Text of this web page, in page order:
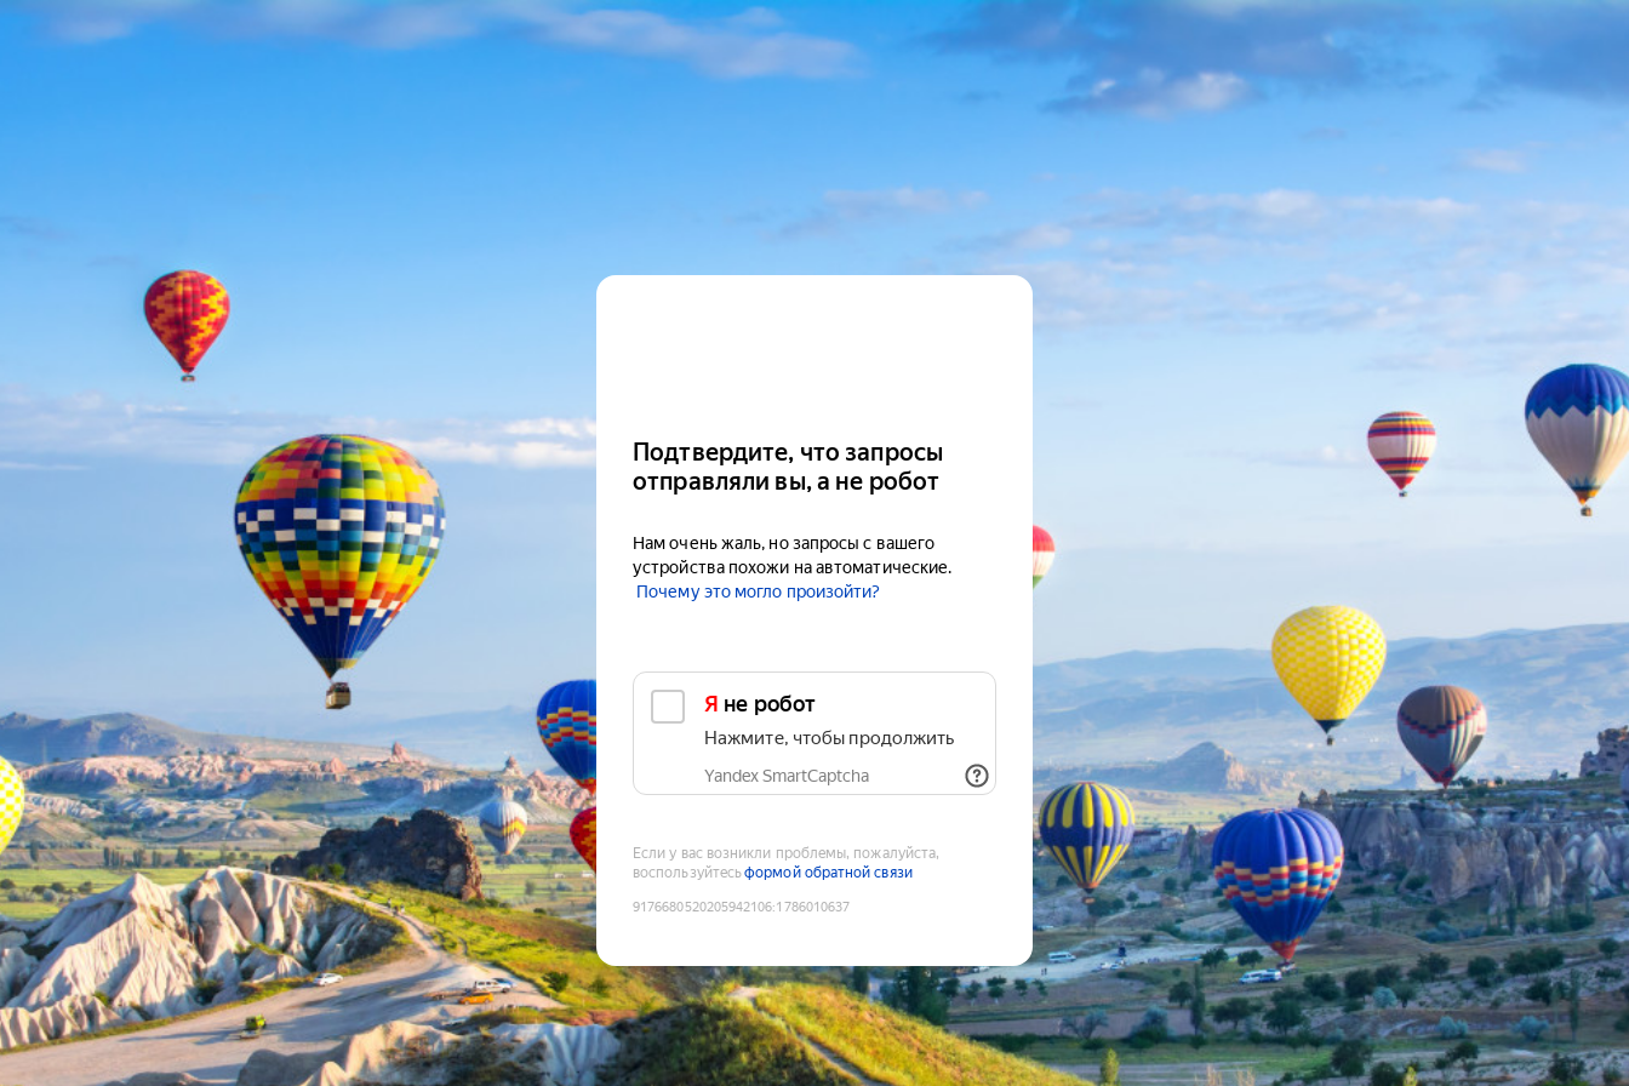
Подтвердите, что запросы
отправляли вы, а не робот
Нам очень жаль, но запросы с вашего
устройства похожи на автоматические.
Почему это могло произойти?
Я не робот
Нажмите, чтобы продолжить
Yandex SmartCaptcha
Если у вас возникли проблемы, пожалуйста,
воспользуйтесьформой обратной связи
9176680520205942106:1786010637